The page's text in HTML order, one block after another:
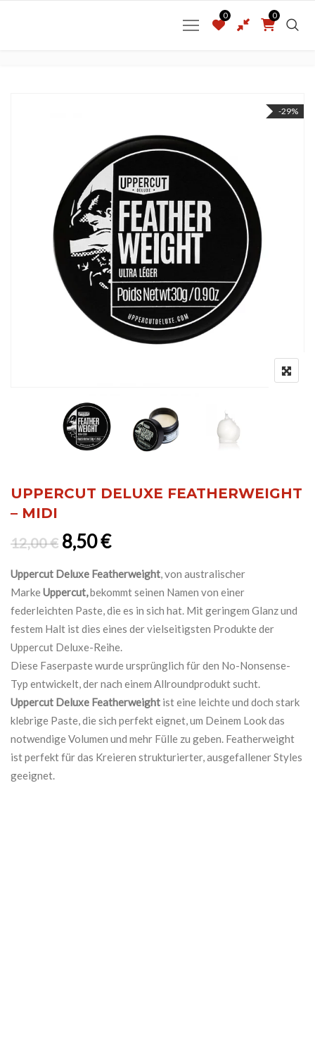
0 0
-29%
UPPERCUT DELUXE FEATHERWEIGHT
– MIDI
12,00€ Ursprünglicher Preis war:
8,50€Aktueller Preis ist: 8,50
Uppercut Deluxe Featherweight, von australischer
MarkeUppercut,bekommt seinen Namen von einer
federleichten Paste, die es in sich hat. Mit geringem Glanz und
festem Halt ist dies eines der vielseitigsten Produkte der
Uppercut Deluxe-Reihe.
Diese Faserpaste wurde ursprünglich für den No-Nonsense-
Typ entwickelt, der nach einem Allroundprodukt sucht.
Uppercut Deluxe Featherweight ist eine leichte und doch stark
klebrige Paste, die sich perfekt eignet, um Deinem Look das
notwendige Volumen und mehr Fülle zu geben. Featherweight
ist perfekt für das Kreieren strukturierter, ausgefallener Styles
geeignet.